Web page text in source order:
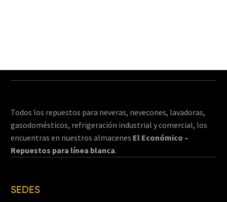
Todos los repuestos para neveras, nevecones, lavadoras,
gasodomésticos, refrigeración industrial y comercial, los
encuentras en nuestros almacenes El Económico –
Repuestos para línea blanca.
SEDES